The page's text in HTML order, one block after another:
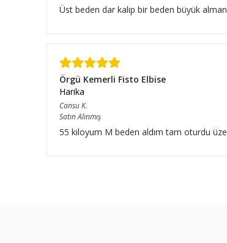
Üst beden dar kalıp bir beden büyük
Örgü Kemerli Fisto Elbise
Harika
CansuK.
Satın Alınmış
55 kiloyum M beden aldım tam oturdu